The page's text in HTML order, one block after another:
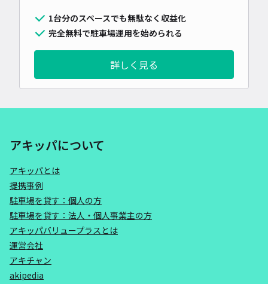
1台分のスペースでも無駄なく収益化
完全無料で駐車場運用を始められる
詳しく見る
アキッパについて
アキッパとは
提携事例
駐車場を貸す：個人の方
駐車場を貸す：法人・個人事業主の方
アキッパバリュープラスとは
運営会社
アキチャン
akipedia